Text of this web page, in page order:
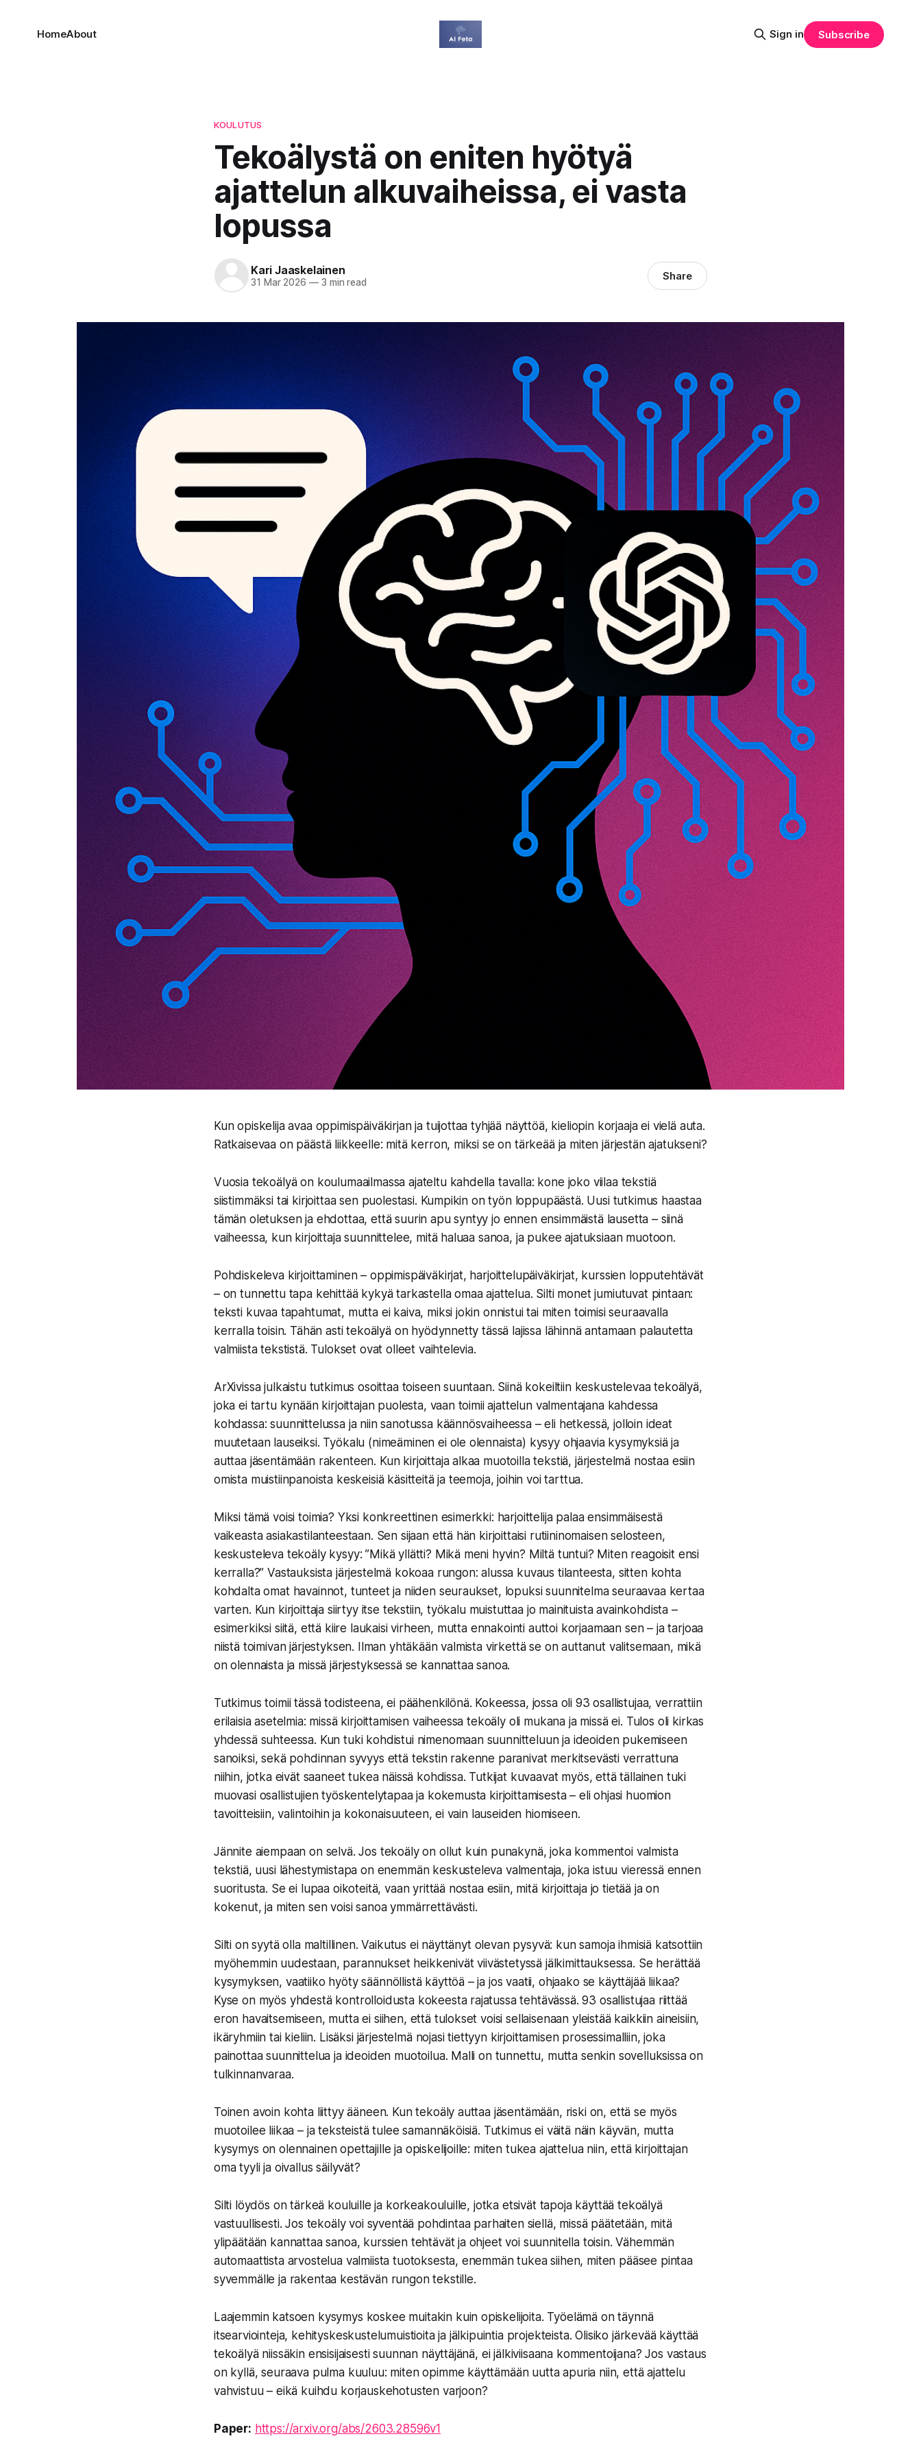
HomeAbout Sign in Subscribe
KOULUTUS
Tekoälystä on eniten hyötyä
ajattelun alkuvaiheissa, ei vasta
lopussa
Kari Jaaskelainen
31 Mar 2026 —3 min read Share
Kun opiskelija avaa oppimispäiväkirjan ja tuijottaa tyhjää näyttöä, kieliopin korjaaja ei vielä auta.
Ratkaisevaa on päästä liikkeelle: mitä kerron, miksi se on tärkeää ja miten järjestän ajatukseni?
Vuosia tekoälyä on koulumaailmassa ajateltu kahdella tavalla: kone joko viilaa tekstiä
siistimmäksi tai kirjoittaa sen puolestasi. Kumpikin on työn loppupäästä. Uusi tutkimus haastaa
tämän oletuksen ja ehdottaa, että suurin apu syntyy jo ennen ensimmäistä lausetta – siinä
vaiheessa, kun kirjoittaja suunnittelee, mitä haluaa sanoa, ja pukee ajatuksiaan muotoon.
Pohdiskeleva kirjoittaminen – oppimispäiväkirjat, harjoittelupäiväkirjat, kurssien lopputehtävät
– on tunnettu tapa kehittää kykyä tarkastella omaa ajattelua. Silti monet jumiutuvat pintaan:
teksti kuvaa tapahtumat, mutta ei kaiva, miksi jokin onnistui tai miten toimisi seuraavalla
kerralla toisin. Tähän asti tekoälyä on hyödynnetty tässä lajissa lähinnä antamaan palautetta
valmiista tekstistä. Tulokset ovat olleet vaihtelevia.
ArXivissa julkaistu tutkimus osoittaa toiseen suuntaan. Siinä kokeiltiin keskustelevaa tekoälyä,
joka ei tartu kynään kirjoittajan puolesta, vaan toimii ajattelun valmentajana kahdessa
kohdassa: suunnittelussa ja niin sanotussa käännösvaiheessa – eli hetkessä, jolloin ideat
muutetaan lauseiksi. Työkalu (nimeäminen ei ole olennaista) kysyy ohjaavia kysymyksiä ja
auttaa jäsentämään rakenteen. Kun kirjoittaja alkaa muotoilla tekstiä, järjestelmä nostaa esiin
omista muistiinpanoista keskeisiä käsitteitä ja teemoja, joihin voi tarttua.
Miksi tämä voisi toimia? Yksi konkreettinen esimerkki: harjoittelija palaa ensimmäisestä
vaikeasta asiakastilanteestaan. Sen sijaan että hän kirjoittaisi rutiininomaisen selosteen,
keskusteleva tekoäly kysyy: ”Mikä yllätti? Mikä meni hyvin? Miltä tuntui? Miten reagoisit ensi
kerralla?” Vastauksista järjestelmä kokoaa rungon: alussa kuvaus tilanteesta, sitten kohta
kohdalta omat havainnot, tunteet ja niiden seuraukset, lopuksi suunnitelma seuraavaa kertaa
varten. Kun kirjoittaja siirtyy itse tekstiin, työkalu muistuttaa jo mainituista avainkohdista –
esimerkiksi siitä, että kiire laukaisi virheen, mutta ennakointi auttoi korjaamaan sen – ja tarjoaa
niistä toimivan järjestyksen. Ilman yhtäkään valmista virkettä se on auttanut valitsemaan, mikä
on olennaista ja missä järjestyksessä se kannattaa sanoa.
Tutkimus toimii tässä todisteena, ei päähenkilönä. Kokeessa, jossa oli 93 osallistujaa, verrattiin
erilaisia asetelmia: missä kirjoittamisen vaiheessa tekoäly oli mukana ja missä ei. Tulos oli kirkas
yhdessä suhteessa. Kun tuki kohdistui nimenomaan suunnitteluun ja ideoiden pukemiseen
sanoiksi, sekä pohdinnan syvyys että tekstin rakenne paranivat merkitsevästi verrattuna
niihin, jotka eivät saaneet tukea näissä kohdissa. Tutkijat kuvaavat myös, että tällainen tuki
muovasi osallistujien työskentelytapaa ja kokemusta kirjoittamisesta – eli ohjasi huomion
tavoitteisiin, valintoihin ja kokonaisuuteen, ei vain lauseiden hiomiseen.
Jännite aiempaan on selvä. Jos tekoäly on ollut kuin punakynä, joka kommentoi valmista
tekstiä, uusi lähestymistapa on enemmän keskusteleva valmentaja, joka istuu vieressä ennen
suoritusta. Se ei lupaa oikoteitä, vaan yrittää nostaa esiin, mitä kirjoittaja jo tietää ja on
kokenut, ja miten sen voisi sanoa ymmärrettävästi.
Silti on syytä olla maltillinen. Vaikutus ei näyttänyt olevan pysyvä: kun samoja ihmisiä katsottiin
myöhemmin uudestaan, parannukset heikkenivät viivästetyssä jälkimittauksessa. Se herättää
kysymyksen, vaatiiko hyöty säännöllistä käyttöä – ja jos vaatii, ohjaako se käyttäjää liikaa?
Kyse on myös yhdestä kontrolloidusta kokeesta rajatussa tehtävässä. 93 osallistujaa riittää
eron havaitsemiseen, mutta ei siihen, että tulokset voisi sellaisenaan yleistää kaikkiin aineisiin,
ikäryhmiin tai kieliin. Lisäksi järjestelmä nojasi tiettyyn kirjoittamisen prosessimalliin, joka
painottaa suunnittelua ja ideoiden muotoilua. Malli on tunnettu, mutta senkin sovelluksissa on
tulkinnanvaraa.
Toinen avoin kohta liittyy ääneen. Kun tekoäly auttaa jäsentämään, riski on, että se myös
muotoilee liikaa – ja teksteistä tulee samannäköisiä. Tutkimus ei väitä näin käyvän, mutta
kysymys on olennainen opettajille ja opiskelijoille: miten tukea ajattelua niin, että kirjoittajan
oma tyyli ja oivallus säilyvät?
Silti löydös on tärkeä kouluille ja korkeakouluille, jotka etsivät tapoja käyttää tekoälyä
vastuullisesti. Jos tekoäly voi syventää pohdintaa parhaiten siellä, missä päätetään, mitä
ylipäätään kannattaa sanoa, kurssien tehtävät ja ohjeet voi suunnitella toisin. Vähemmän
automaattista arvostelua valmiista tuotoksesta, enemmän tukea siihen, miten pääsee pintaa
syvemmälle ja rakentaa kestävän rungon tekstille.
Laajemmin katsoen kysymys koskee muitakin kuin opiskelijoita. Työelämä on täynnä
itsearviointeja, kehityskeskustelumuistioita ja jälkipuintia projekteista. Olisiko järkevää käyttää
tekoälyä niissäkin ensisijaisesti suunnan näyttäjänä, ei jälkiviisaana kommentoijana? Jos vastaus
on kyllä, seuraava pulma kuuluu: miten opimme käyttämään uutta apuria niin, että ajattelu
vahvistuu – eikä kuihdu korjauskehotusten varjoon?
Paper: https://arxiv.org/abs/2603.28596v1